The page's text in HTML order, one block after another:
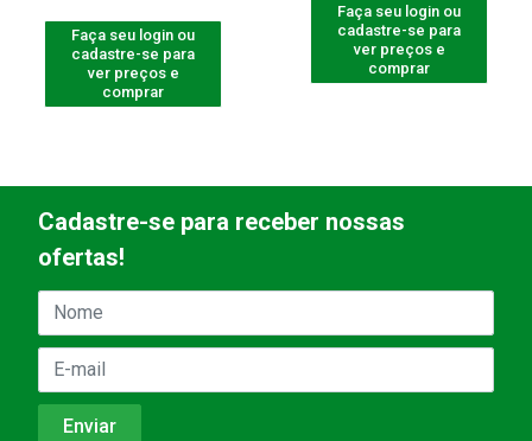
Faça seu login ou
cadastre-se para
ver preços e
comprar
Faça seu login ou
cadastre-se para
ver preços e
comprar
Cadastre-se para receber nossas
ofertas!